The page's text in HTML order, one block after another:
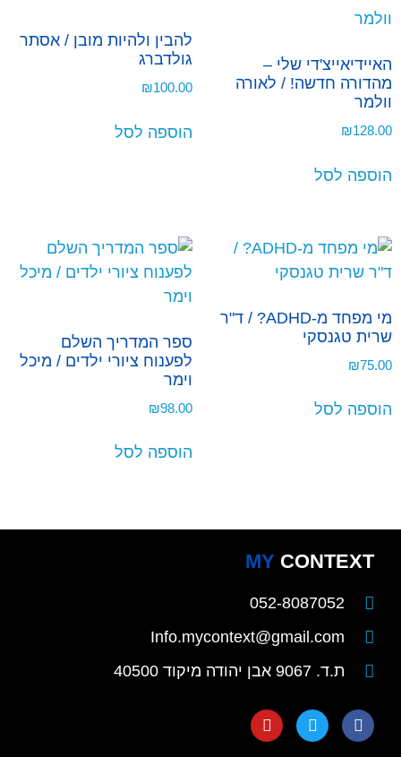
האיידיאייצ'די שלי –
מהדורה חדשה! / לאורה
וולמר
₪128.00
הוספה לסל
להבין ולהיות מובן / אסתר
גולדברג
₪100.00
הוספה לסל
מי מפחד מ-ADHD? / ד"ר
שרית טגנסקי
₪75.00
הוספה לסל
ספר המדריך השלם
לפענוח ציורי ילדים / מיכל
וימר
₪98.00
הוספה לסל
CONTEXT
MY
052-8087052
Info.mycontext@gmail.com
ת.ד. 9067 אבן יהודה מיקוד 40500